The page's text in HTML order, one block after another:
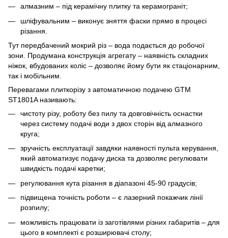
алмазним – під керамічну плитку та керамограніт;
шліфувальним – виконує зняття фаски прямо в процесі
різання.
Тут передбачений мокрий різ – вода подається до робочої
зони. Продумана конструкція агрегату – наявність складних
ніжок, вбудованих коліс – дозволяє йому бути як стаціонарним,
так і мобільним.
Перевагами плиткорізу з автоматичною подачею GTM
ST1801A називають:
чистоту різу, роботу без пилу та довговічність оснастки
через систему подачі води з двох сторін від алмазного
круга;
зручність експлуатації завдяки наявності пульта керування,
який автоматизує подачу диска та дозволяє регулювати
швидкість подачі каретки;
регулювання кута різання в діапазоні 45-90 градусів;
підвищена точність роботи – є лазерний покажчик лінії
розпилу;
можливість працювати із заготівлями різних габаритів – для
цього в комплекті є розширювачі столу;